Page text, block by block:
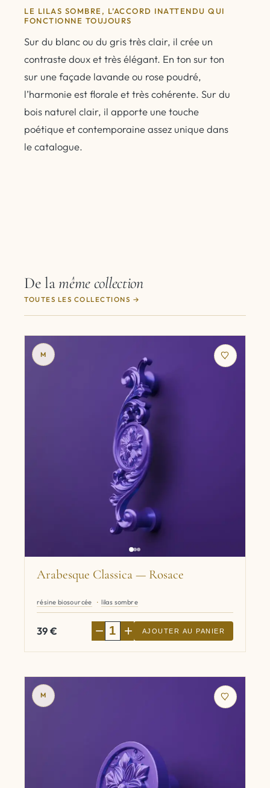
LE LILAS SOMBRE, L’ACCORD INATTENDU QUI
FONCTIONNE TOUJOURS
Sur du blanc ou du gris très clair, il crée un
contraste doux et très élégant. En ton sur ton
sur une façade lavande ou rose poudré,
l’harmonie est florale et très cohérente. Sur du
bois naturel clair, il apporte une touche
poétique et contemporaine assez unique dans
le catalogue.
De lamême collection
TOUTES LES COLLECTIONS
M
Arabesque Classica — Rosace
résine biosourcée lilas sombre
39€ − + AJOUTER AU PANIER
M